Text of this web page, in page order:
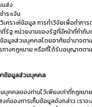
นส่ง
ระเงิน
คราะห์ข้อมูล การทำวิจัยเพื่อทำการ
ที่รัฐ หน่วยงานของรัฐที่มีหน้าที่กำกั
อมูลส่วนบุคคลโดยอาศัยอำนาจตา
ทางกฎหมาย หรือที่ได้รับอนุญาตตา
าข้อมูลส่วนบุคคล
บุคคลของท่านไว้เพียงเท่าที่กฎหมา
ค์ของการเก็บข้อมูลดังกล่าว เราจ